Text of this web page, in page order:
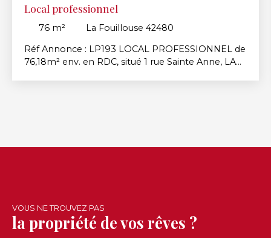
Local professionnel
76 m²
La Fouillouse 42480
Réf Annonce : LP193 LOCAL PROFESSIONNEL de
76,18m² env. en RDC, situé 1 rue Sainte Anne, LA
virtuelle : https://view. ricoh360. com/65cdc7dc-
77. 47. 37. 44
VOUS NE TROUVEZ PAS
la propriété de vos rêves ?